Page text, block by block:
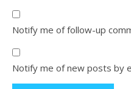
Notify me of follow-up
Notify me of new posts by